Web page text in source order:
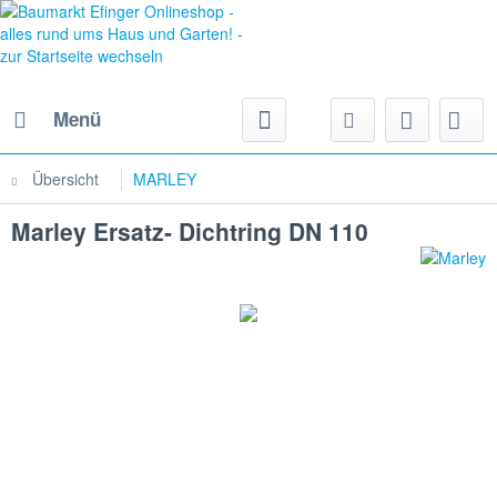
Menü
Übersicht MARLEY
Marley Ersatz- Dichtring DN 110